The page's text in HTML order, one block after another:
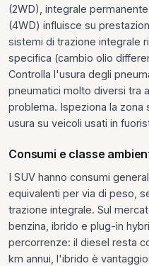
(2WD), integrale
(4WD) influisce su
sistemi di trazione integrale
specifica (cambio olio
Controlla l'usura degli
pneumatici molto diversi tra
problema. Ispeziona la
usura su veicoli usati in
Consumi e classe
I SUV hanno consumi
equivalenti per via di peso,
trazione integrale. Sul
benzina, ibrido e plug-in
percorrenze: il diesel resta
km annui, l'ibrido è